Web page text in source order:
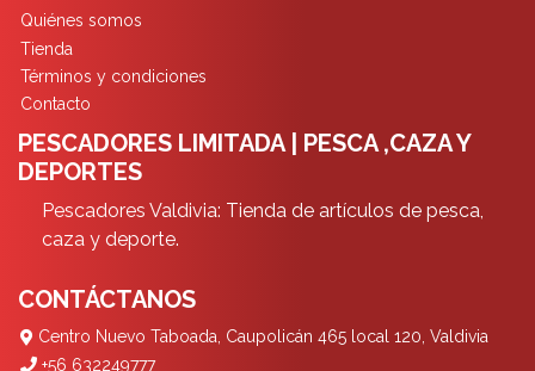
Quiénes somos
Tienda
Términos y condiciones
Contacto
PESCADORES LIMITADA | PESCA ,CAZA Y
DEPORTES
Pescadores Valdivia: Tienda de artículos de pesca,
caza y deporte.
CONTÁCTANOS
Centro Nuevo Taboada, Caupolicán 465 local 120, Valdivia
+56 632249777